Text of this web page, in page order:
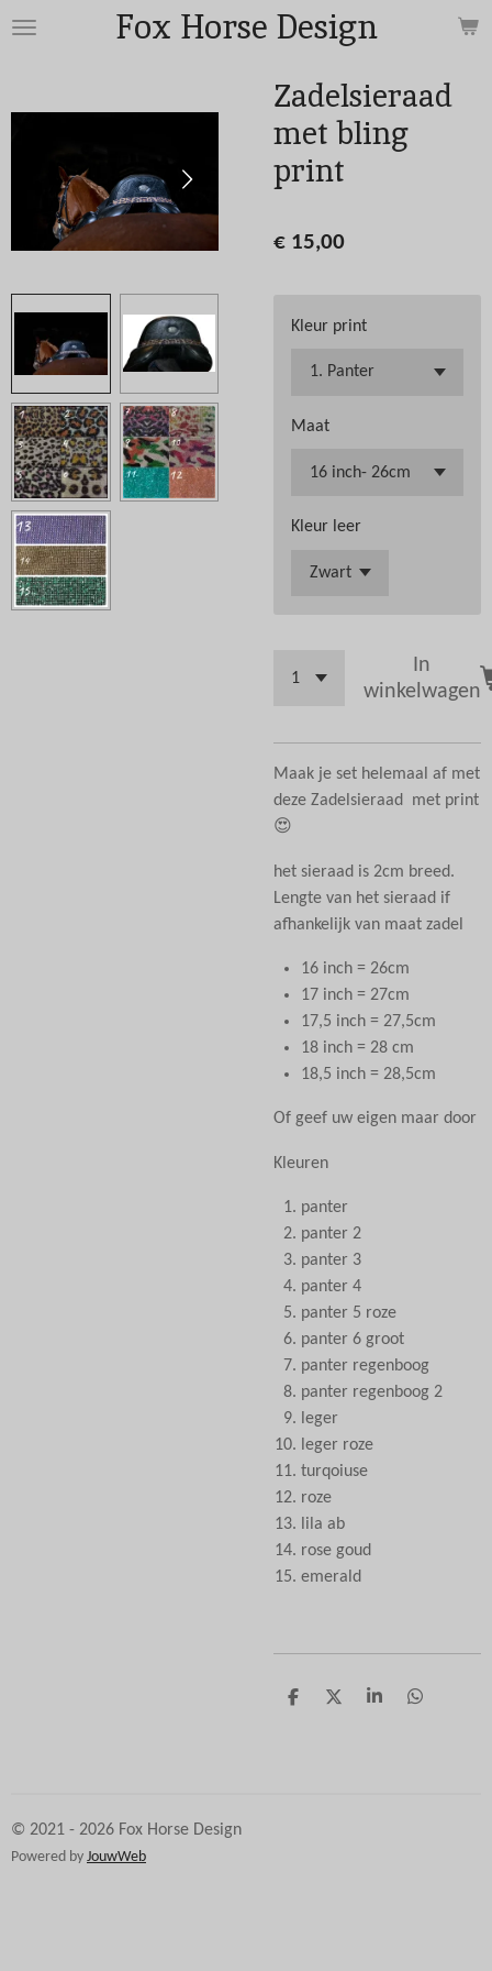
Ga
Fox Horse Design
Zadelsieraad
met bling
print
€ 15,00
Kleur print
Maat
Kleur leer
In
winkelwagen
Maak je set helemaal af met
deze Zadelsieraad met print
😍
het sieraad is 2cm breed.
Lengte van het sieraad if
afhankelijk van maat zadel
16 inch = 26cm
17 inch = 27cm
17,5 inch = 27,5cm
18 inch = 28 cm
18,5 inch = 28,5cm
Of geef uw eigen maar door
Kleuren
panter
panter 2
panter 3
panter 4
panter 5 roze
panter 6 groot
panter regenboog
panter regenboog 2
leger
leger roze
turqoiuse
roze
lila ab
rose goud
emerald
D
D
S
D
© 2021 - 2026 Fox Horse Design
Powered by JouwWeb